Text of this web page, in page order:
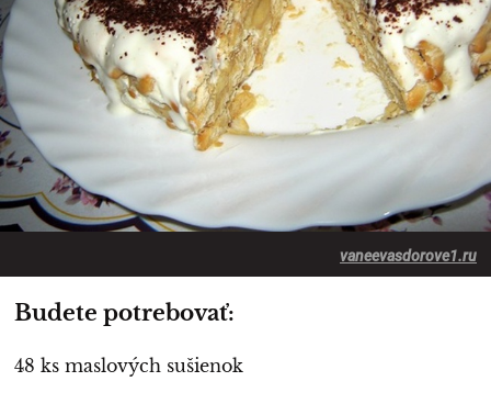
vaneevasdorove1.ru
Budete potrebovať:
48 ks maslových sušienok